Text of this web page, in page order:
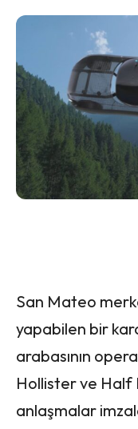
San Mateo
yapabilen bir
arabasının
Hollister ve Half
anlaşmalar